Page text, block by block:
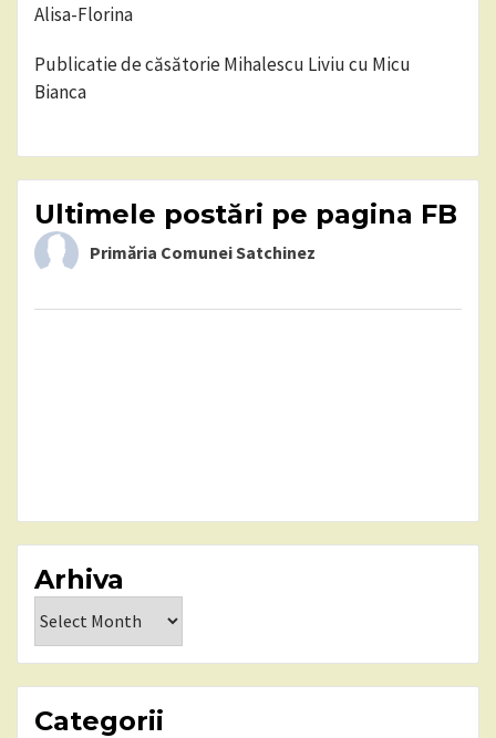
Alisa-Florina
Publicatie de căsătorie Mihalescu Liviu cu Micu
Bianca
Ultimele postări pe pagina FB
Primăria Comunei Satchinez
Arhiva
Categorii